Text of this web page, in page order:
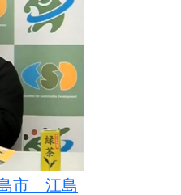
市 江島